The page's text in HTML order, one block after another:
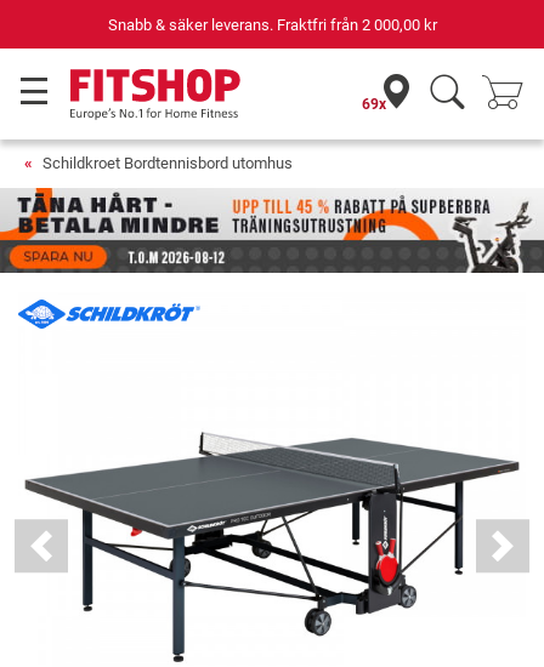
Din expert inom hemmaträning i 42 år
69x
Schildkroet Bordtennisbord utomhus
Previous Next